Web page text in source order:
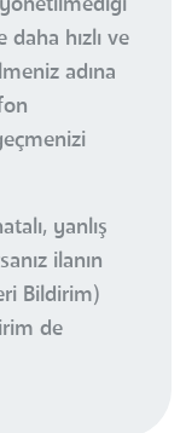
hızlı ve
adına
yanlış
ilanın
Bildirim)
de